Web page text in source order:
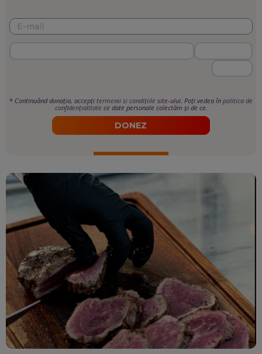
* Continuând donația, accepți termenii si condițiile site-ului. Poți vedea în politica de
confidențialitate ce date personale colectăm și de ce.
DONEZ